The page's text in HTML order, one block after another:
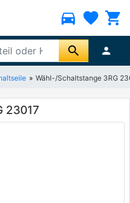
directions_car favorite shopping_cart
search person
Wähl-/Schaltstange 3RG
23017